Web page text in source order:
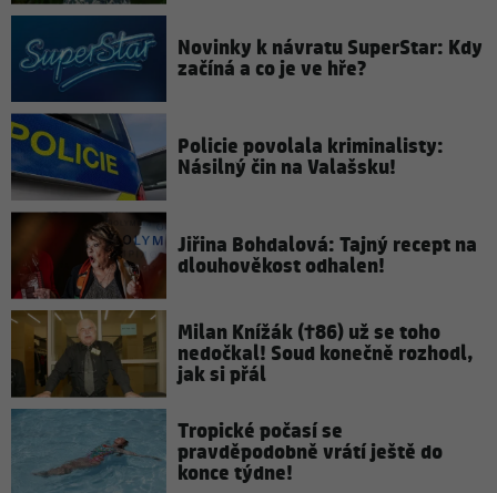
Novinky k návratu SuperStar: Kdy
začíná a co je ve hře?
Policie povolala kriminalisty:
Násilný čin na Valašsku!
Jiřina Bohdalová: Tajný recept na
dlouhověkost odhalen!
Milan Knížák (†86) už se toho
nedočkal! Soud konečně rozhodl,
jak si přál
Tropické počasí se
pravděpodobně vrátí ještě do
konce týdne!